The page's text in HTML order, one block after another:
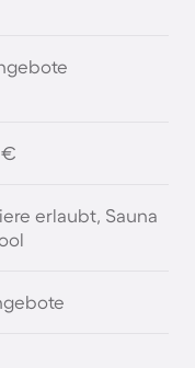
€
erlaubt, Sauna